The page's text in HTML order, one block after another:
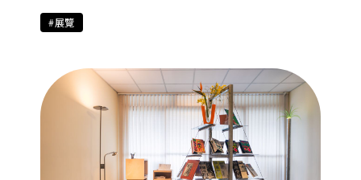
#展覽